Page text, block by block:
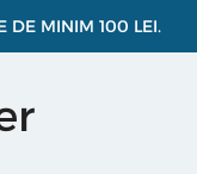
DE MINIM 100 LEI.